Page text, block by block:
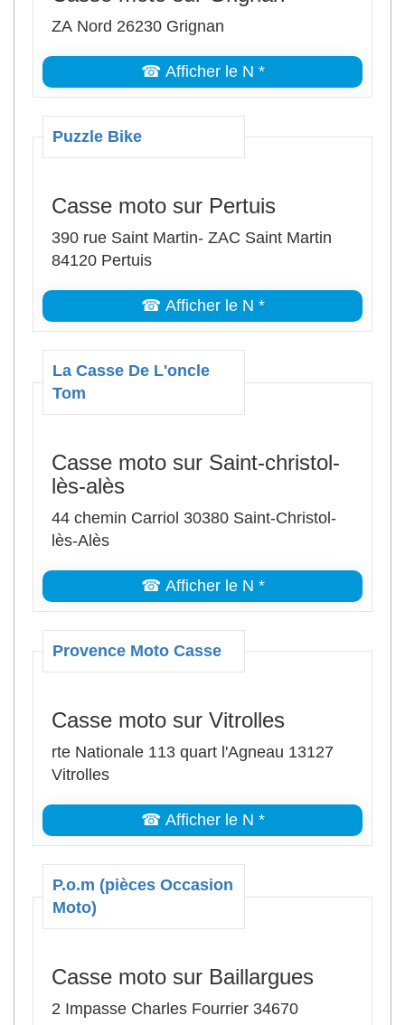
ZA Nord 26230 Grignan
☎ Afficher le N *
Puzzle Bike
Casse moto sur Pertuis
390 rue Saint Martin- ZAC Saint Martin
84120 Pertuis
☎ Afficher le N *
La Casse De L'oncle
Tom
Casse moto sur Saint-christol-
lès-alès
44 chemin Carriol 30380 Saint-Christol-
lès-Alès
☎ Afficher le N *
Provence Moto Casse
Casse moto sur Vitrolles
rte Nationale 113 quart l'Agneau 13127
Vitrolles
☎ Afficher le N *
P.o.m (pièces Occasion
Moto)
Casse moto sur Baillargues
2 Impasse Charles Fourrier 34670